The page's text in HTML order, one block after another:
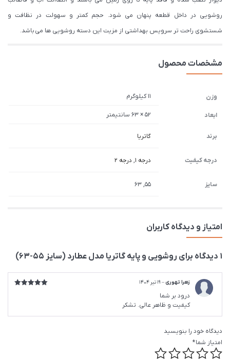
روشویی در داخل قطعه پنهان می شود. حجم کمتر و سهولت در نظافت و
شستشوی راحت تر سرویس بهداشتی از مزیت این دسته روشویی ها می باشد.
مشخصات محصول
وزن 11 کیلوگرم
ابعاد 52 × 63 سانتیمتر
برند گاتریا
درجه کیفیت درجه 1 , درجه 2
سایز 55, 63
امتیاز و دیدگاه کاربران
1 دیدگاه برای روشویی و پایه گاتریا مدل عطارد (سایز 55-63)
زهرا تهوری– 19 تیر 1404
درود بر شما
کیفیت و ظاهر عالی. تشکر
دیدگاه خود را بنویسید
امتیاز شما*